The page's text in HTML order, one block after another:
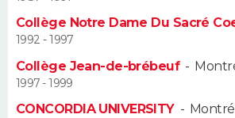
Alimentation
Guide de la santé
Maladies
Médicaments
Sommeil
VOYAGE
Destinations
City break
Voyage nature
Voyage de noces
Forum
Climat
+
PHOTO
GUIDES D'ACHAT
Collège Notre Dame Du Sacré
1992 - 1997
Collège Jean-de-brébeuf-
1997 - 1999
CONCORDIA UNIVERSITY-